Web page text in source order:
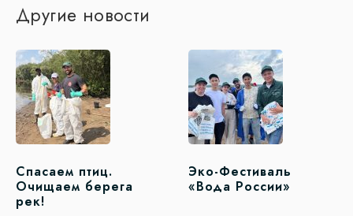
Другие новости
Спасаем птиц.
Очищаем берега
рек!
Эко-Фестиваль
«Вода России»